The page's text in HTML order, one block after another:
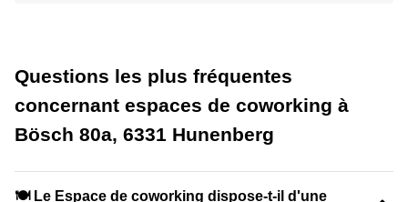
Questions les plus fréquentes
concernant espaces de coworking à
Bösch 80a, 6331 Hunenberg
🍽️ Le Espace de coworking dispose-t-il d'une